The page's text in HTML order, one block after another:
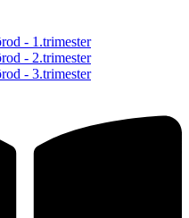
- 1.trimester
- 2.trimester
- 3.trimester